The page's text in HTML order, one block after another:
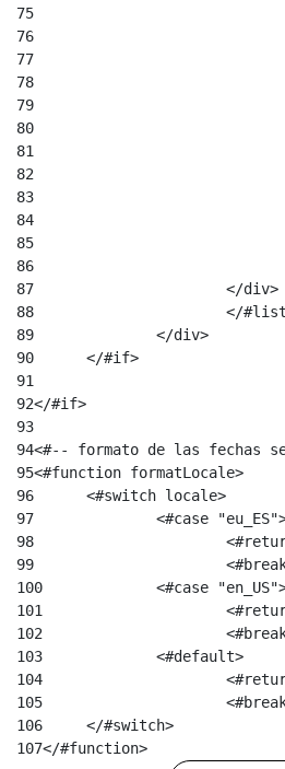
75
76
77
78
79
80
81
82
83
84
85
86
87
			</div>
88
</
89
		</div>
90
	</#if>
91
92</#if>
93
94<#-- formato de las fechas
95<#function formatLocale>
96
	<#switch locale>
97
<#case
98
99
100
<#case
101
102
103
		<#default>
104
105
106
	</#switch>
107</#function>